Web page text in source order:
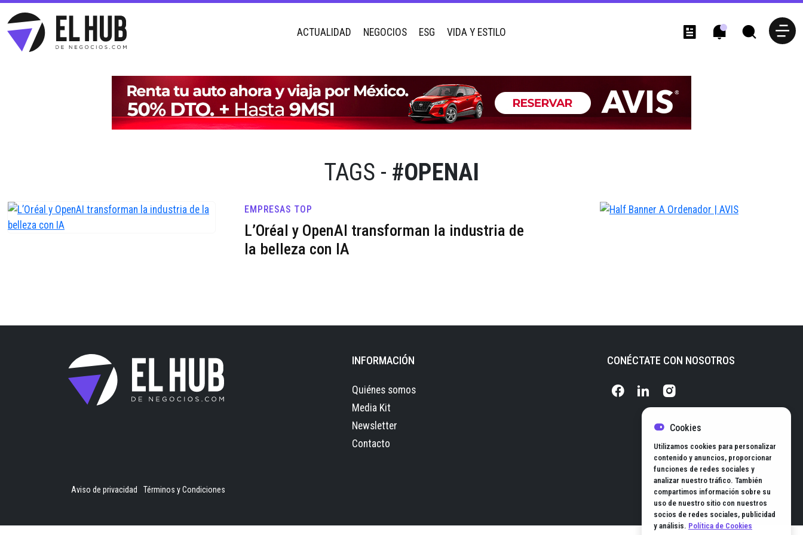
ACTUALIDAD NEGOCIOS ESG VIDA Y ESTILO
TAGS - #OPENAI
EMPRESAS TOP
L’Oréal y OpenAI transforman la industria de
la belleza con IA
INFORMACIÓN
Quiénes somos
Media Kit
Newsletter
Contacto
CONÉCTATE CON NOSOTROS
Aviso de privacidad Términos y Condiciones © EL HUB DE NEGOCIOS 2026
Cookies
Utilizamos cookies para personalizar
contenido y anuncios, proporcionar
funciones de redes sociales y
analizar nuestro tráfico. También
compartimos información sobre su
uso de nuestro sitio con nuestros
socios de redes sociales, publicidad
y análisis. Política de Cookies